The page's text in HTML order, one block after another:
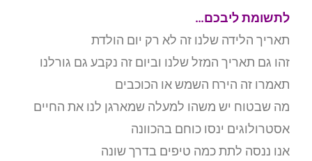
לתשומת ליבכם…
תאריך הלידה שלנו זה לא רק יום הולדת
זהו גם תאריך המזל שלנו וביום זה נקבע גם גורלנו
תאמרו זה הירח השמש או הכוכבים
מה שבטוח יש משהו למעלה שמארגן לנו את החיים
אסטרולוגים ינסו כוחם בהכוונה
אנו ננסה לתת כמה טיפים בדרך שונה